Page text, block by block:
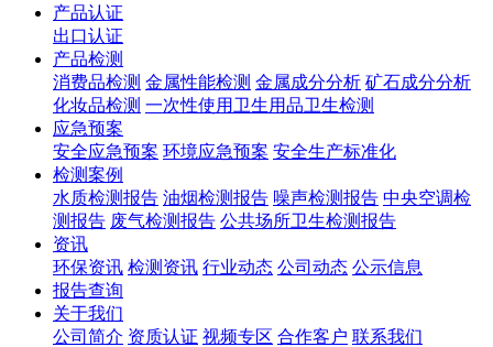
产品认证
出口认证
产品检测
消费品检测 金属性能检测 金属成分分析 矿石成分分析
化妆品检测 一次性使用卫生用品卫生检测
应急预案
安全应急预案 环境应急预案 安全生产标准化
检测案例
水质检测报告 油烟检测报告 噪声检测报告 中央空调检
测报告 废气检测报告 公共场所卫生检测报告
资讯
环保资讯 检测资讯 行业动态 公司动态 公示信息
报告查询
关于我们
公司简介 资质认证 视频专区 合作客户 联系我们